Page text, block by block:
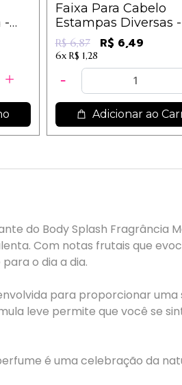
-
Faixa Para Cabelo
Estampas Diversas
R$ 6,87 R$ 6,49
6x R$ 1,28
Adicionar ao
do Body Splash
Com notas frutais que
o dia a dia.
para proporcionar
leve permite que você se
é uma celebração da